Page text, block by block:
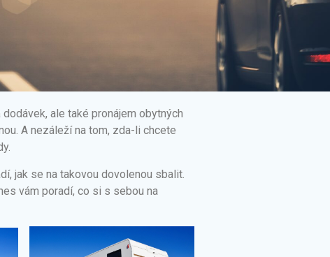
ale také pronájem obytných
A nezáleží na tom, zda-li chcete
jak se na takovou dovolenou sbalit.
vám poradí, co si s sebou na